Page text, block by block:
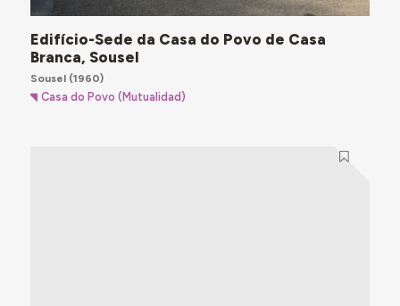
Edifício-Sede da Casa do Povo de Casa
Branca, Sousel
Sousel(1960)
Casa do Povo (Mutualidad)